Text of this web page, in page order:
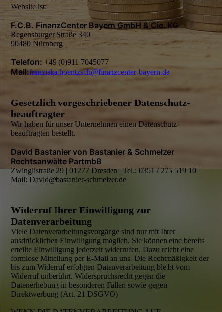
Website ist:
F.C.B. FinanzCenter Bayern GmbH & Cie. KG
Regensburger Straße 340
90480 Nürnberg
Telefon: +49 (0)911 7045077
Mail:franziska.hoentzsch@finanzcenter-bayern.de
Gesetzlich vorgeschriebener Datenschutz­
beauftragter
Wir haben für unser Unternehmen einen Datenschutz­
beauftragten bestellt.
David Bastanier von Bastanier & Schmelzer
Rechtsanwälte PartmbB
Zwinglistraße 29 | 01277 Dresden | Tel.: 0351 / 275 519 10 |
Mail: David@bastanier-schmelzer.de
Widerruf Ihrer Einwilligung zur
Datenverarbeitung
Viele Daten­verarbeitungs­vorgänge sind nur mit Ihrer
ausdrücklichen Einwilligung möglich. Sie können eine bereits
erteilte Einwilligung jederzeit widerrufen. Dazu reicht eine
formlose Mitteilung per E-Mail an uns. Die Rechtmäßigkeit der
bis zum Widerruf erfolgten Datenverarbeitung bleibt vom
Widerruf unberührt. Widerspruchsrecht gegen die
Datenerhebung in besonderen Fällen sowie gegen
Direktwerbung (Art. 21 DSGVO)